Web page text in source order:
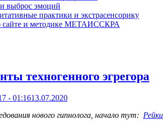
выброс эмоций
практики и экстрасенсорику
сайте и методике МЕТАИССКРА
техногенного эгрегора
- 01:1613.07.2020
нового гипнолога, начало тут: